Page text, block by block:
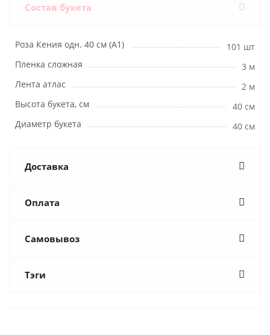
Состав букета
Роза Кения одн. 40 см (А1)
101 шт
Пленка сложная
3 м
Лента атлас
2 м
Высота букета, см
40 см
Диаметр букета
40 см
Доставка
Оплата
Самовывоз
Тэги